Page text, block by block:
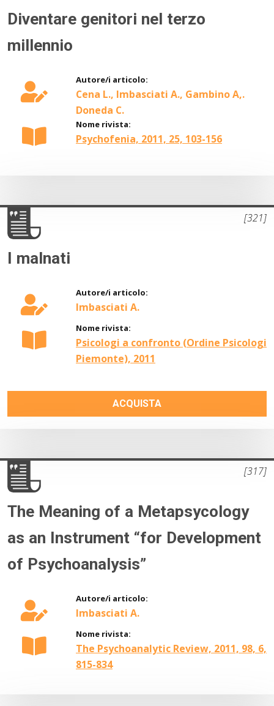
Diventare genitori nel terzo
millennio
Autore/i articolo:
Cena L., Imbasciati A., Gambino A,.
Doneda C.
Nome rivista:
Psychofenia, 2011, 25, 103-156
I malnati
[321]
Autore/i articolo:
Imbasciati A.
Nome rivista:
Psicologi a confronto (Ordine Psicologi
Piemonte), 2011
ACQUISTA
The Meaning of a Metapsycology
as an Instrument “for Development
of Psychoanalysis”
[317]
Autore/i articolo:
Imbasciati A.
Nome rivista:
The Psychoanalytic Review, 2011, 98, 6,
815-834